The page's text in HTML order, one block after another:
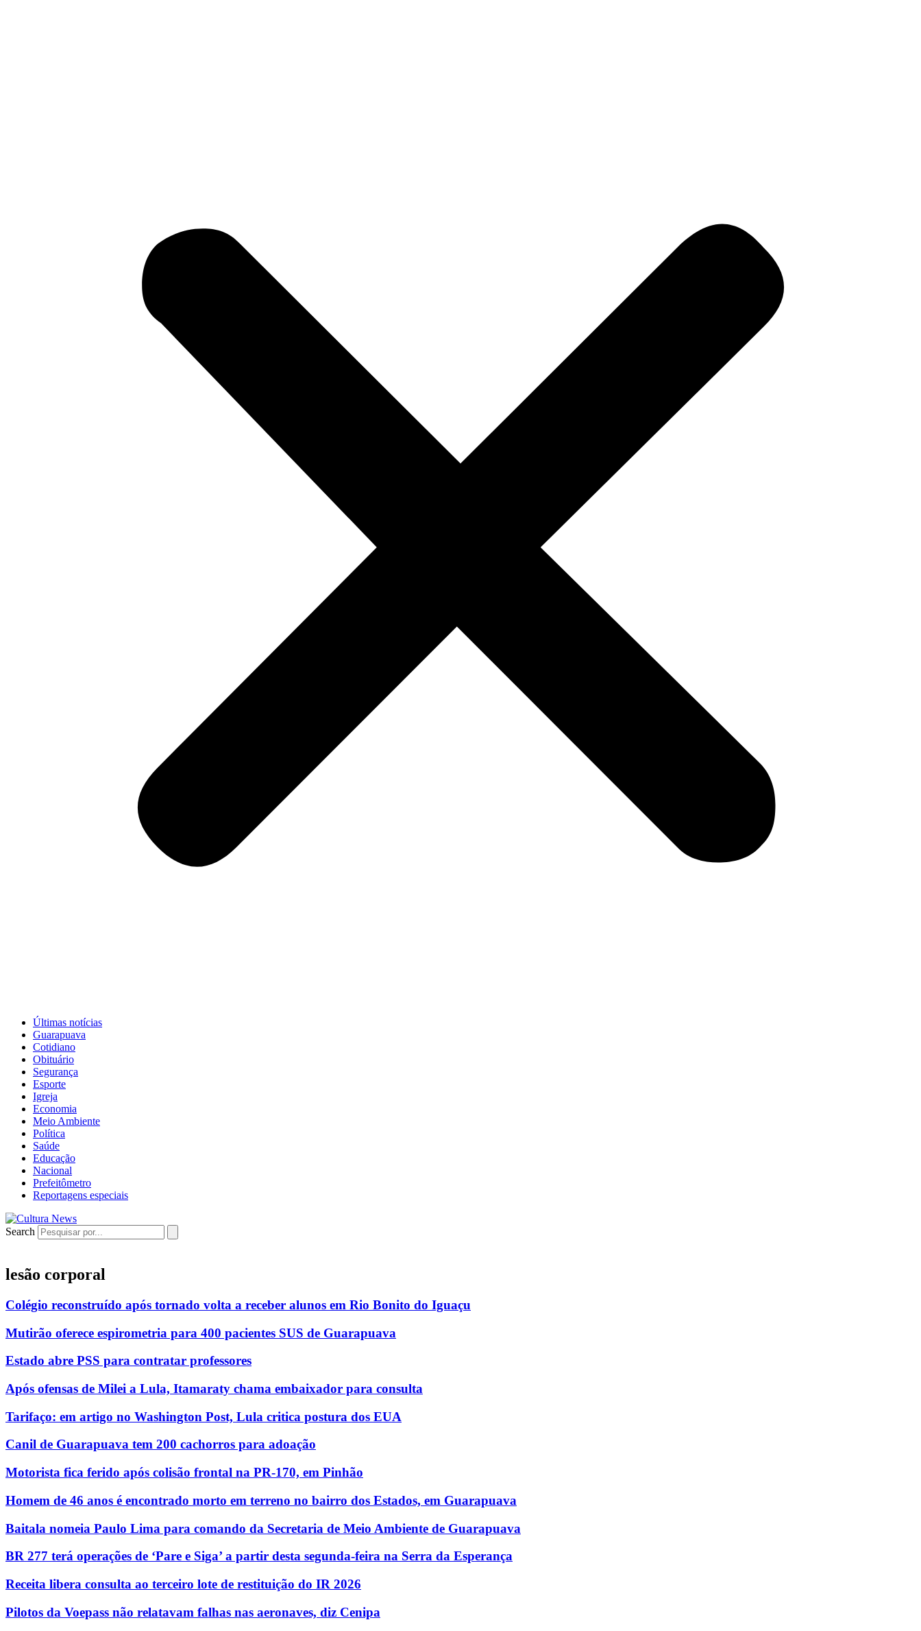
Últimas notícias
Guarapuava
Cotidiano
Obituário
Segurança
Esporte
Igreja
Economia
Meio Ambiente
Política
Saúde
Educação
Nacional
Prefeitômetro
Reportagens especiais
Search
lesão corporal
Colégio reconstruído após tornado volta a receber alunos em Rio Bonito do Iguaçu
Mutirão oferece espirometria para 400 pacientes SUS de Guarapuava
Estado abre PSS para contratar professores
Após ofensas de Milei a Lula, Itamaraty chama embaixador para consulta
Tarifaço: em artigo no Washington Post, Lula critica postura dos EUA
Canil de Guarapuava tem 200 cachorros para adoação
Motorista fica ferido após colisão frontal na PR-170, em Pinhão
Homem de 46 anos é encontrado morto em terreno no bairro dos Estados, em Guarapuava
Baitala nomeia Paulo Lima para comando da Secretaria de Meio Ambiente de Guarapuava
BR 277 terá operações de ‘Pare e Siga’ a partir desta segunda-feira na Serra da Esperança
Receita libera consulta ao terceiro lote de restituição do IR 2026
Pilotos da Voepass não relatavam falhas nas aeronaves, diz Cenipa